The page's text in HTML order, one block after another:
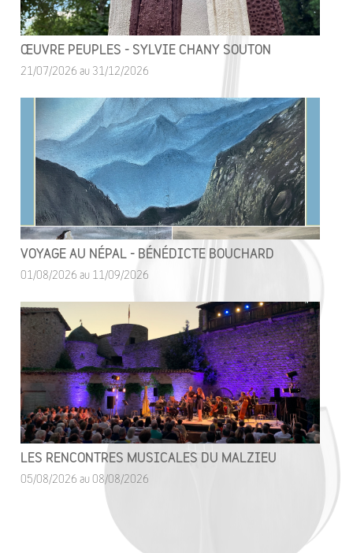
ŒUVRE PEUPLES - SYLVIE CHANY SOUTON
21/07/2026 au 31/12/2026
VOYAGE AU NÉPAL - BÉNÉDICTE BOUCHARD
01/08/2026 au 11/09/2026
LES RENCONTRES MUSICALES DU MALZIEU
05/08/2026 au 08/08/2026